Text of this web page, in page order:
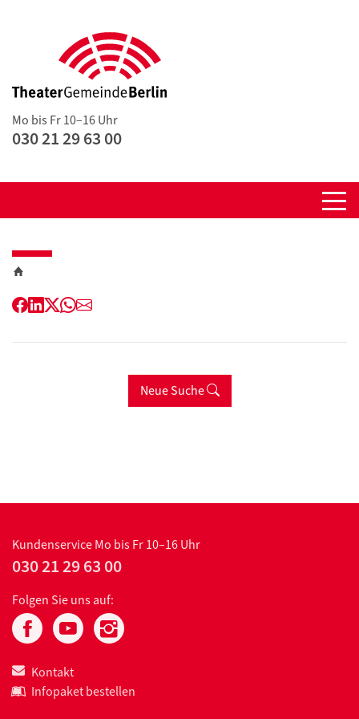
Mo bis Fr 10–16 Uhr
030 21 29 63 00
Facebook
LinkedIn
Twitter
WhatsApp
E-
Neue Suche
KundenserviceMo bis Fr 10–16 Uhr
030 21 29 63 00
Folgen Sie uns auf:
Kontakt
Infopaket bestellen